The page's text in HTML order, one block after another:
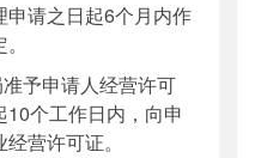
申请之日起6个月内作
予申请人经营许可
个工作日内，向申
营许可证。